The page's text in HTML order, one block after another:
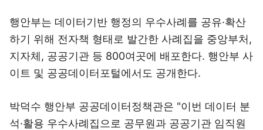
행안부는 데이터기반 행정의 우수사례를 공유·확산
하기 위해 전자책 형태로 발간한 사례집을 중앙부처,
지자체, 공공기관 등 800여곳에 배포한다. 행안부 사
이트 및 공공데이터포털에서도 공개한다.
박덕수 행안부 공공데이터정책관은 "이번 데이터 분
석·활용 우수사례집으로 공무원과 공공기관 임직원